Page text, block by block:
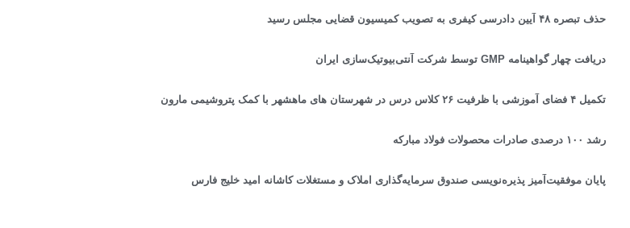
حذف تبصره ۴۸ آیین دادرسی کیفری به تصویب کمیسیون قضایی مجلس رسید
دریافت چهار گواهینامه GMP توسط شرکت آنتی‌بیوتیک‌سازی ایران
تکمیل ۴ فضای آموزشی با ظرفیت ۲۶ کلاس درس در شهرستان های ماهشهر با کمک پتروشیمی مارون
رشد ۱۰۰ درصدی صادرات محصولات فولاد مبارکه
پایان موفقیت‌آمیز پذیره‌نویسی صندوق سرمایه‌گذاری املاک و مستغلات کاشانه امید خلیج فارس